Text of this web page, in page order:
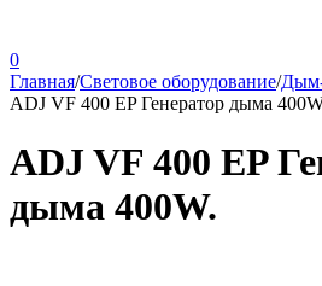
0
Главная/Световое оборудование/
ADJ VF 400 EP Генератор дыма
ADJ VF 400 EP
дыма 400W.